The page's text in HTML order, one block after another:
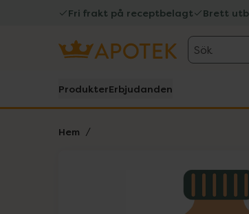
Fri frakt på receptbelagt Brett
Sök
ProdukterErbjudanden
Hem
Lista: . Innehåller 1